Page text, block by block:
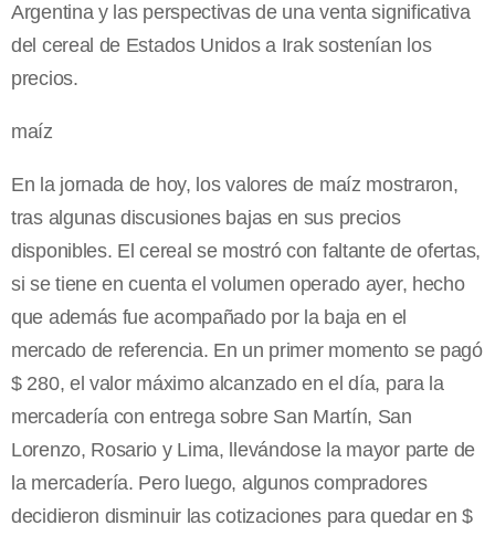
Argentina y las perspectivas de una venta significativa
del cereal de Estados Unidos a Irak sostenían los
precios.
maíz
En la jornada de hoy, los valores de maíz mostraron,
tras algunas discusiones bajas en sus precios
disponibles. El cereal se mostró con faltante de ofertas,
si se tiene en cuenta el volumen operado ayer, hecho
que además fue acompañado por la baja en el
mercado de referencia. En un primer momento se pagó
$ 280, el valor máximo alcanzado en el día, para la
mercadería con entrega sobre San Martín, San
Lorenzo, Rosario y Lima, llevándose la mayor parte de
la mercadería. Pero luego, algunos compradores
decidieron disminuir las cotizaciones para quedar en $